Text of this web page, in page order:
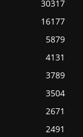
30317
16177
5879
4131
3789
3504
2671
2491